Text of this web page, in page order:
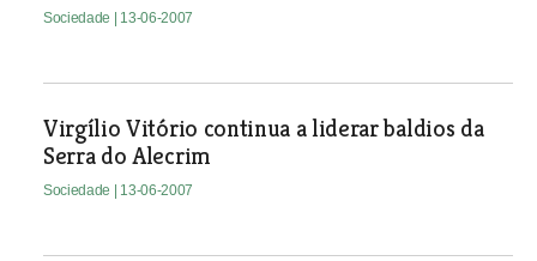
Sociedade | 13-06-2007
Virgílio Vitório continua a liderar baldios da
Serra do Alecrim
Sociedade | 13-06-2007